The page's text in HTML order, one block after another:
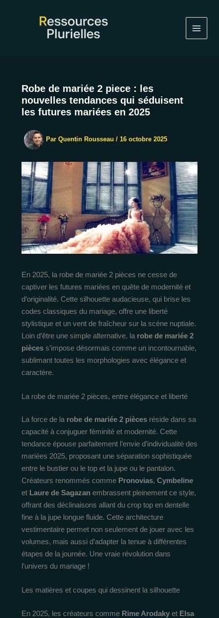
Robe de mariée 2 piece : les
nouvelles tendances qui séduisent
les futures mariées en 2025
Par Quentin Rousseau / 16 octobre 2025
En 2025, la robe de mariée 2 pièces ne cesse de
captiver les futures mariées en quête de modernité et
d’originalité. Cette silhouette audacieuse, qui brise les
codes classiques du mariage, offre une liberté
stylistique et un vent de fraîcheur sur la scène nuptiale.
Loin d’être une simple alternative, la robe de mariée 2
pièces s’impose désormais comme un incontournable,
sublimant toutes les morphologies avec élégance et
caractère.
La robe de mariée 2 pièces, entre élégance et liberté
La force de la robe de mariée 2 pièces réside dans sa
capacité à conjuguer féminité et modernité. Cette
tendance épouse parfaitement l’envie d’individualité des
mariées 2025, proposant une séparation sophistiquée
entre le bustier ou le top et la jupe ou le pantalon.
Créateurs renommés comme Pronovias, Cymbeline
et Laure de Sagazan embrassent pleinement ce style,
offrant des déclinaisons allant du crop top en dentelle
fine à la jupe longue fluide. Cette architecture
vestimentaire permet non seulement de jouer avec les
volumes, mais aussi d’adapter la tenue à différentes
étapes de la journée. Une vraie révolution dans
l’univers du mariage !
Les matières et coupes qui dessinent la silhouette
En 2025, les créateurs comme Rime Arodaky et Elsa